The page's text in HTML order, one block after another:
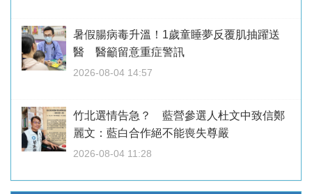
暑假腸病毒升溫！1歲童睡夢反覆肌抽躍送
醫 醫籲留意重症警訊
2026-08-04 14:57
竹北選情告急？ 藍營參選人杜文中致信鄭
麗文：藍白合作絕不能喪失尊嚴
2026-08-04 11:28